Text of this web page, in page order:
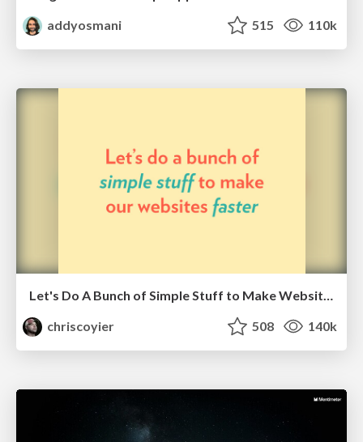
addyosmani
515 110k
Let's Do A Bunch of Simple Stuff to Make Websites Faster
chriscoyier
508 140k